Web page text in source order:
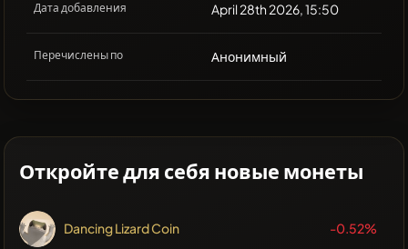
Дата добавления April 28th 2026, 15:50
Перечислены по Анонимный
Откройте для себя новые монеты
Dancing Lizard Coin -0.52%